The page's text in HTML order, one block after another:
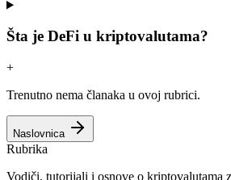
Šta je DeFi u kriptovalutama?
+
Trenutno nema članaka u ovoj rubrici.
Naslovnica
Rubrika
Vodiči, tutorijali i osnove o kriptovalutama